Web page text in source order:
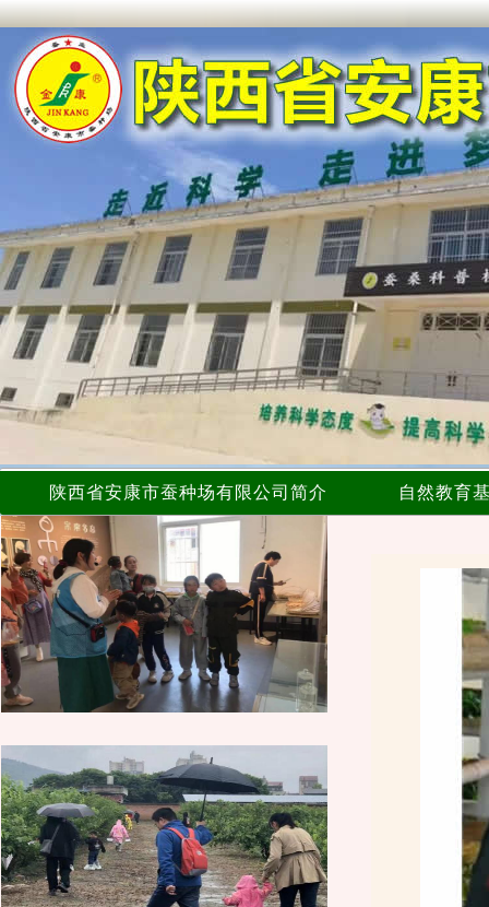
陕西省安康市蚕种场有限公司简介 自然教育